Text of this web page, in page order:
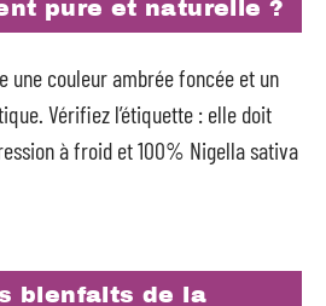
pure et naturelle ?
une couleur ambrée foncée et un
Vérifiez l’étiquette : elle doit
à froid et 100% Nigella sativa
bienfaits de la